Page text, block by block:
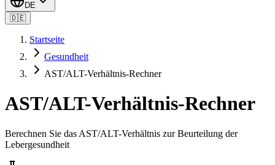
DE
🇩🇪
Startseite
Gesundheit
AST/ALT-Verhältnis-Rechner
AST/ALT-Verhältnis-Rechner
Berechnen Sie das AST/ALT-Verhältnis zur Beurteilung der
Lebergesundheit